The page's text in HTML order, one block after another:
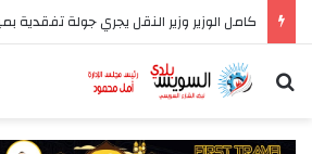
كامل الوزير وزير النقل يجري جولة تفقدية
بحث عن